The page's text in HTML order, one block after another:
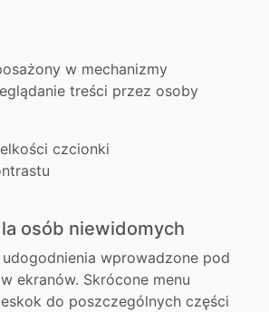
w mechanizmy
treści przez osoby
czcionki
osób niewidomych
wprowadzone pod
ekranów. Skrócone menu
do poszczególnych części